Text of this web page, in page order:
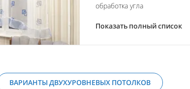
обработка угла
Показать полный список
ВАРИАНТЫ ДВУХУРОВНЕВЫХ ПОТОЛКОВ